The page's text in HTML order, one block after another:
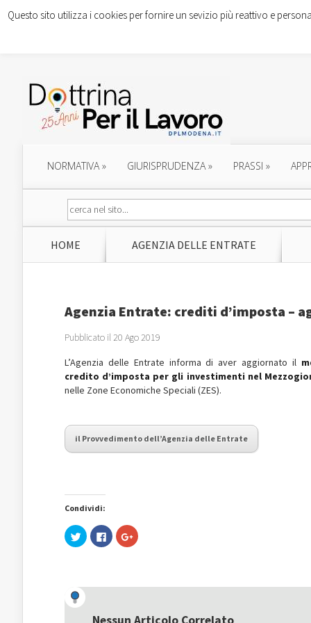
NORMATIVA» GIURISPRUDENZA» PRASSI »
HOME AGENZIA DELLE ENTRATE
Agenzia Entrate: crediti d’imposta –
Pubblicato il 20 Ago 2019
L’Agenzia delle Entrate informa di aver aggiornato il
credito d’imposta per gli investimenti nel
nelle Zone Economiche Speciali (ZES).
il Provvedimento dell’Agenzia delle Entrate
Condividi:
Fai
clic
(Si
apre
una
Fai
clic
nuova
Fai
clic
una
Questo sito utilizza i cookies per fornire un sevizio più reattivo e